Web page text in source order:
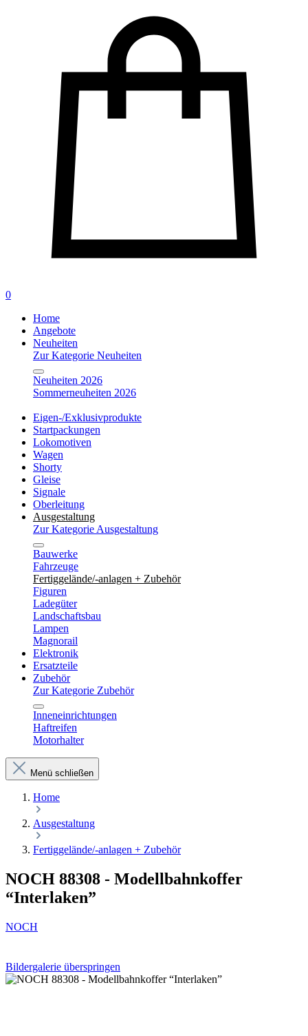
0
Home
Angebote
Neuheiten
Zur Kategorie Neuheiten
Neuheiten 2026
Sommerneuheiten 2026
Eigen-/Exklusivprodukte
Startpackungen
Lokomotiven
Wagen
Shorty
Gleise
Signale
Oberleitung
Ausgestaltung
Zur Kategorie Ausgestaltung
Bauwerke
Fahrzeuge
Fertiggelände/-anlagen + Zubehör
Figuren
Ladegüter
Landschaftsbau
Lampen
Magnorail
Elektronik
Ersatzteile
Zubehör
Zur Kategorie Zubehör
Inneneinrichtungen
Haftreifen
Motorhalter
Menü schließen
Home
Ausgestaltung
Fertiggelände/-anlagen + Zubehör
NOCH 88308 - Modellbahnkoffer
“Interlaken”
NOCH
Bildergalerie überspringen